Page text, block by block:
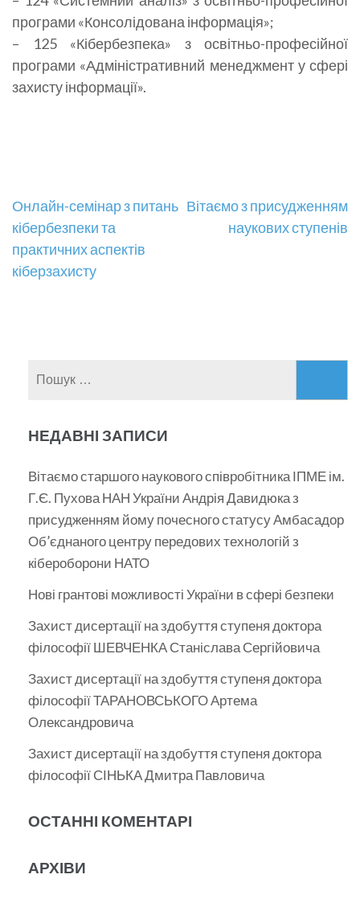
програми «Консолідована інформація»;
– 125 «Кібербезпека» з освітньо-професійної
програми «Адміністративний менеджмент у сфері
захисту інформації».
Навігація
записів
Онлайн-семінар з питань
кібербезпеки та
практичних аспектів
кіберзахисту
Вітаємо з присудженням
наукових ступенів
НЕДАВНІ ЗАПИСИ
Вітаємо старшого наукового співробітника ІПМЕ ім.
Г.Є. Пухова НАН України Андрія Давидюка з
присудженням йому почесного статусу Амбасадор
Об’єднаного центру передових технологій з
кібероборони НАТО
Нові грантові можливості України в сфері безпеки
Захист дисертації на здобуття ступеня доктора
філософії ШЕВЧЕНКА Станіслава Сергійовича
Захист дисертації на здобуття ступеня доктора
філософії ТАРАНОВСЬКОГО Артема
Олександровича
Захист дисертації на здобуття ступеня доктора
філософії СІНЬКА Дмитра Павловича
ОСТАННІ КОМЕНТАРІ
АРХІВИ